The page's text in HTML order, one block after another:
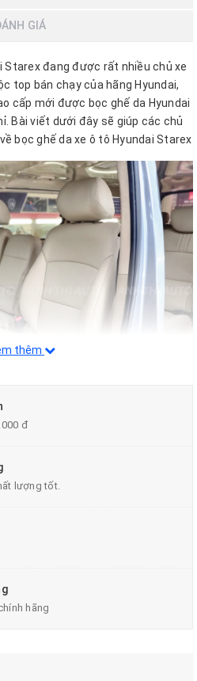
GIÁ
Starex đang được rất nhiều chủ xe
top bán chạy của hãng Hyundai,
cấp mới được bọc ghế da Hyundai
Bài viết dưới đây sẽ giúp các chủ
bọc ghế da xe ô tô Hyundai Starex
ghế da xe
vụ bọc ghế da xe
mút mới, lấy lại form ghế
thêm
đ
lượng tốt.
hãng